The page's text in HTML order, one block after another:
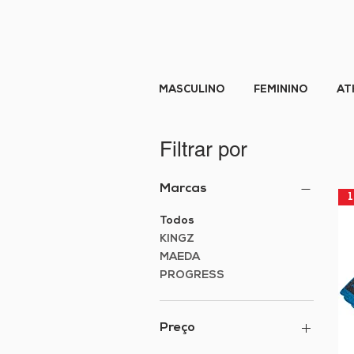
MASCULINO FEMININO
Filtrar por
Marcas
Todos
KINGZ
MAEDA
PROGRESS
Preço